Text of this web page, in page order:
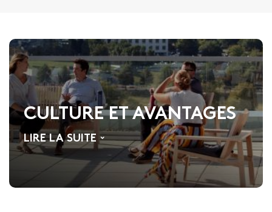
CULTURE ET AVANTAGES
LIRE LA SUITE